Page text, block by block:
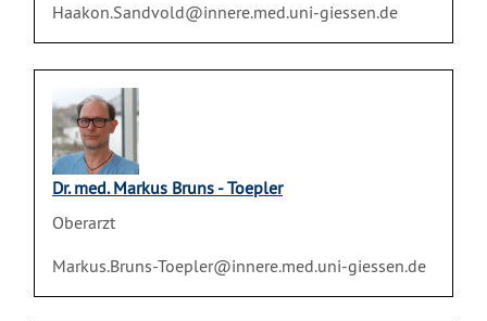
Haakon.Sandvold@innere.med.uni-giessen.de
Dr. med. Markus Bruns - Toepler
Oberarzt
Markus.Bruns-Toepler@innere.med.uni-giessen.de